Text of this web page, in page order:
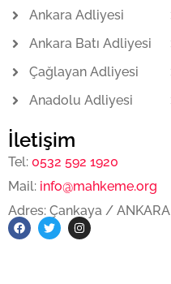
Ankara Adliyesi
Ankara Batı Adliyesi
Çağlayan Adliyesi
Anadolu Adliyesi
İletişim
Tel: 0532 592 1920
Mail: info@mahkeme.org
Adres: Çankaya / ANKARA